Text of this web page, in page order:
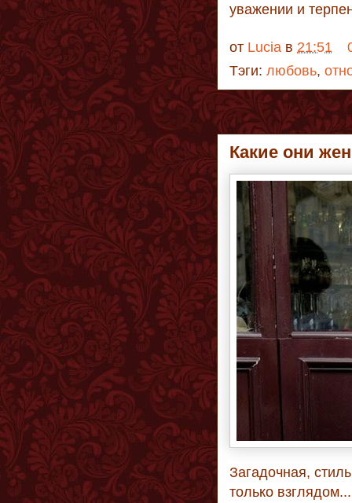
уважении и
от Lucia в 21:51
Тэги: любовь,
Какие они
Загадочная,
только